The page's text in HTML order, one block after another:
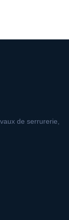
de serrurerie,